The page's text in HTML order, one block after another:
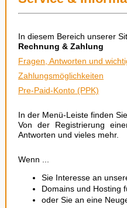
In diesem Bereich unserer
Rechnung & Zahlung
Fragen, Antworten und
Zahlungsmöglichkeiten
Pre-Paid-Konto (PPK)
In der Menü-Leiste finden
Von der Registrierung
Antworten und vieles mehr.
Wenn ...
Sie Interesse an
Domains und Hosting
oder Sie an eine